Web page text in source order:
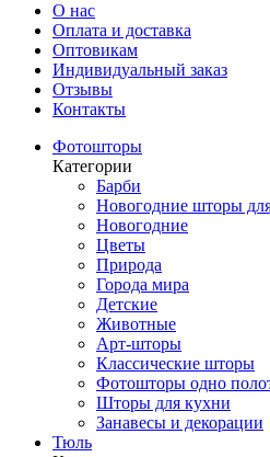
О нас
Оплата и доставка
Оптовикам
Индивидуальный заказ
Отзывы
Контакты
Фотошторы
Категории
Барби
Новогодние шторы
Новогодние
Цветы
Природа
Города мира
Детские
Животные
Арт-шторы
Классические шторы
Фотошторы одно
Шторы для кухни
Занавесы и декорации
Тюль